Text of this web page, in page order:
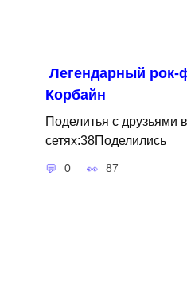
Легендарный рок-
Корбайн
Поделитья с друзьями
сетях:38Поделились
0 87